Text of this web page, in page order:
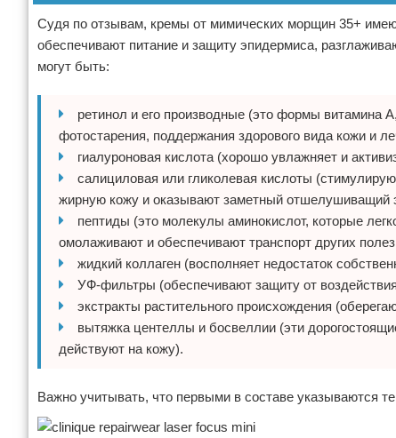
Судя по отзывам, кремы от мимических морщин 35+
обеспечивают питание и защиту эпидермиса,
могут быть:
ретинол и его производные (это формы витамина
фотостарения, поддержания здорового вида кожи и
гиалуроновая кислота (хорошо увлажняет и
салициловая или гликолевая кислоты
жирную кожу и оказывают заметный отшелушиващий
пептиды (это молекулы аминокислот, которые
омолаживают и обеспечивают транспорт других
жидкий коллаген (восполняет недостаток
УФ-фильтры (обеспечивают защиту от
экстракты растительного происхождения
вытяжка центеллы и босвеллии (эти
действуют на кожу).
Важно учитывать, что первыми в составе указываются